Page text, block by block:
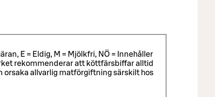
E = Eldig, M = Mjölkfri, NÖ = Innehåller
rekommenderar att köttfärsbiffar alltid
orsaka allvarlig matförgiftning särskilt hos